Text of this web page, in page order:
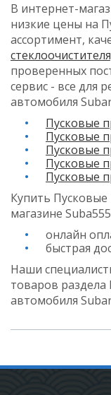
В интернет-
низкие цены на
ассортимент,
проверенных
сервис - все для
автомобиля
Пусковые
Пусковые
Пусковые
Пусковые
Пусковые
Купить
магазине
онлайн
быстрая
Наши
товаров
автомобиля